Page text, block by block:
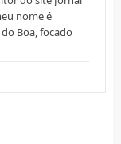
nome é
Boa, focado